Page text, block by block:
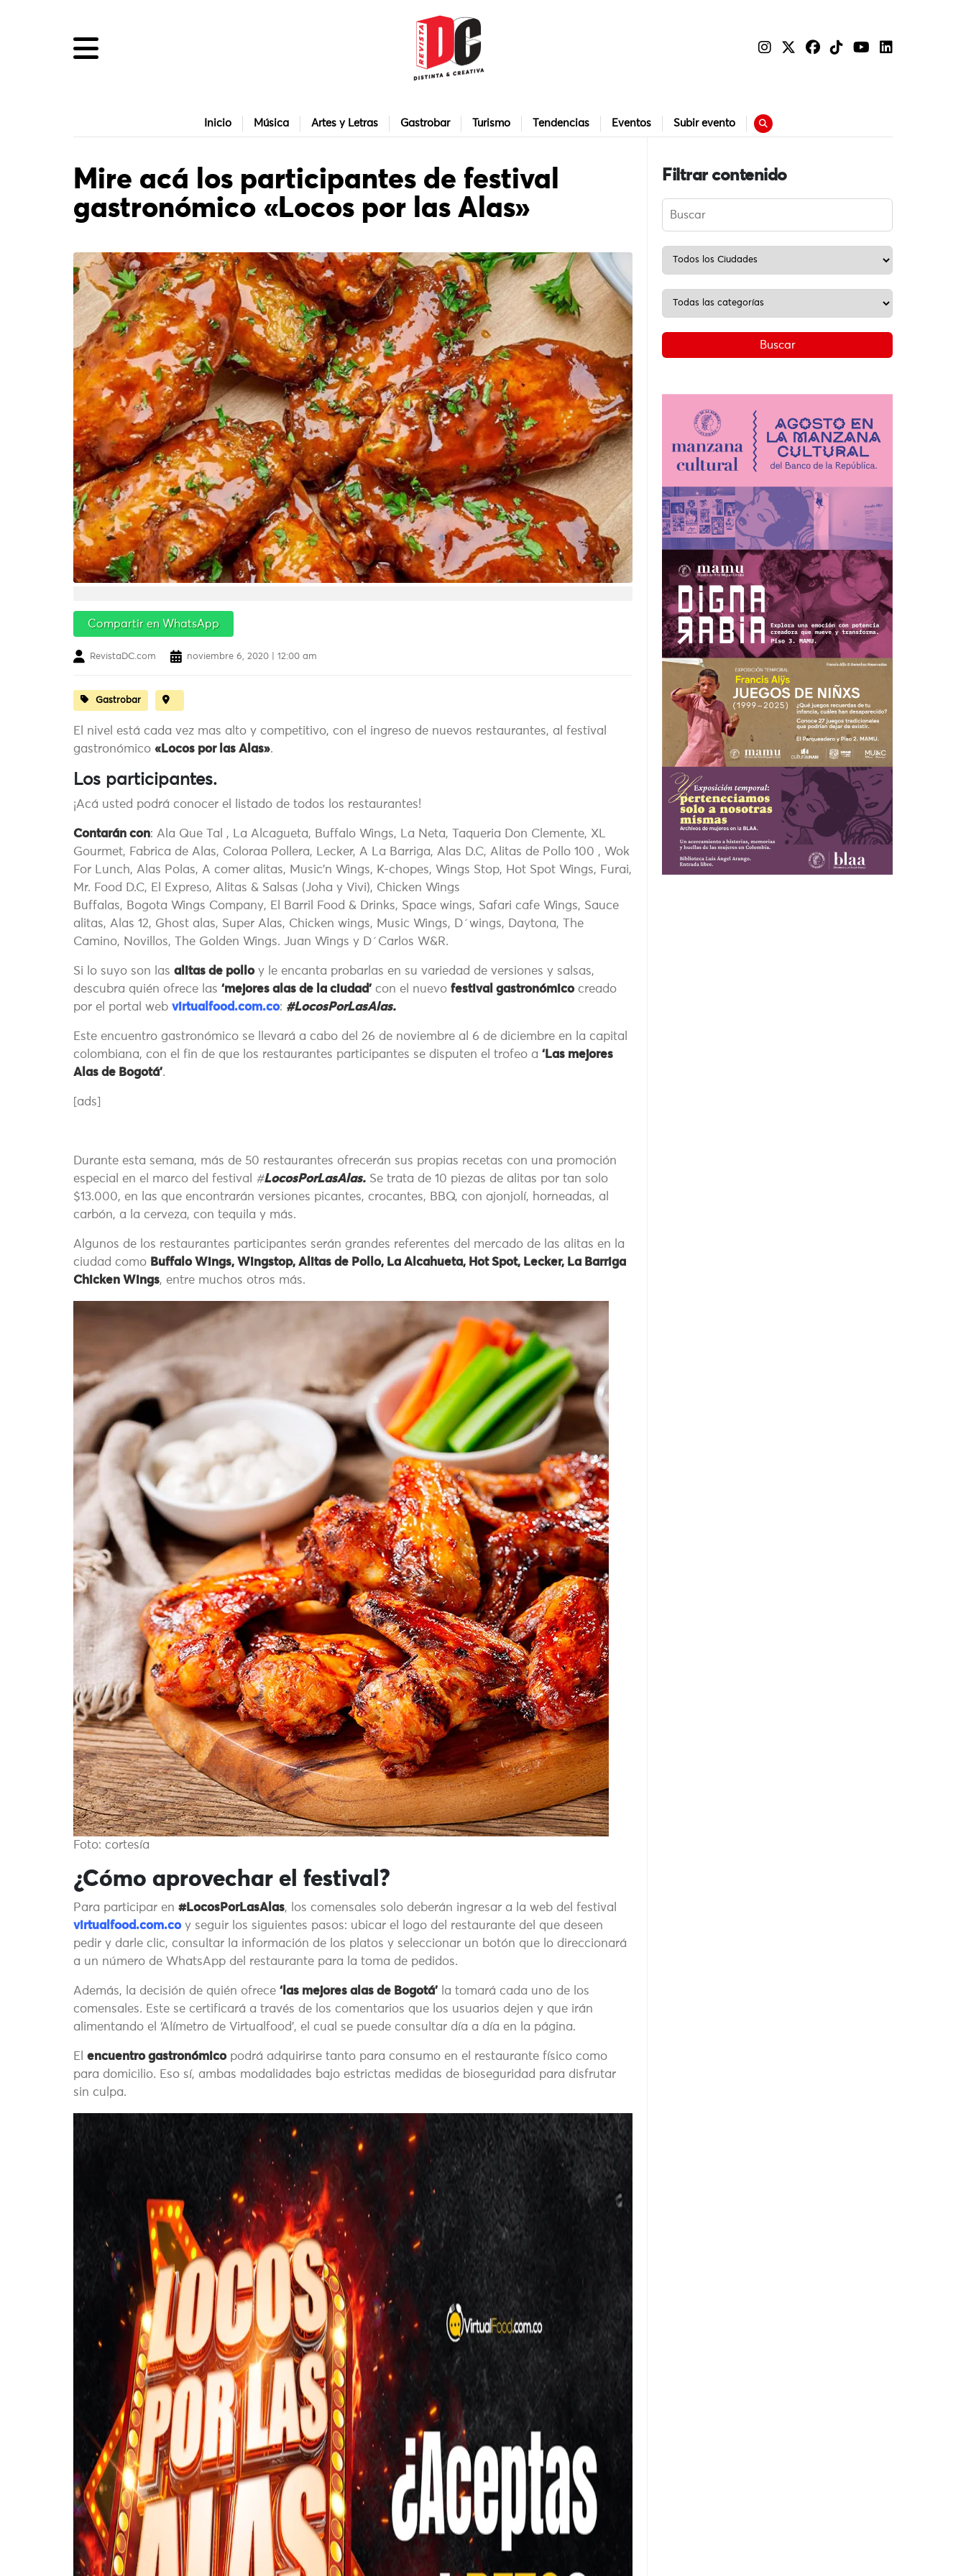
Inicio Música Artes y Letras Gastrobar Turismo Tendencias Eventos Subir evento
Mire acá los participantes de festival
gastronómico «Locos por las Alas»
Compartir en WhatsApp
RevistaDC.com noviembre 6, 2020 | 12:00 am
Gastrobar
El nivel está cada vez mas alto y competitivo, con el ingreso de nuevos restaurantes, al festival
gastronómico «Locos por las Alas».
Los participantes.
¡Acá usted podrá conocer el listado de todos los restaurantes!
Contarán con: Ala Que Tal , La Alcagueta, Buffalo Wings, La Neta, Taqueria Don Clemente, XL
Gourmet, Fabrica de Alas, Coloraa Pollera, Lecker, A La Barriga, Alas D.C, Alitas de Pollo 100 , Wok
For Lunch, Alas Polas, A comer alitas, Music’n Wings, K-chopes, Wings Stop, Hot Spot Wings, Furai,
Mr. Food D.C, El Expreso, Alitas & Salsas (Joha y Vivi), Chicken Wings
Buffalas, Bogota Wings Company, El Barril Food & Drinks, Space wings, Safari cafe Wings, Sauce
alitas, Alas 12, Ghost alas, Super Alas, Chicken wings, Music Wings, D´wings, Daytona, The
Camino, Novillos, The Golden Wings. Juan Wings y D´Carlos W&R.
Si lo suyo son las alitas de polloy le encanta probarlas en su variedad de versiones y salsas,
descubra quién ofrece las ‘mejores alas de la ciudad’ con el nuevo festival gastronómicocreado
por el portal web virtualfood.com.co: #LocosPorLasAlas.
Este encuentro gastronómico se llevará a cabo del 26 de noviembre al 6 de diciembre en la capital
colombiana, con el fin de que los restaurantes participantes se disputen el trofeo a ‘Las mejores
Alas de Bogotá’.
[ads]
Durante esta semana, más de 50 restaurantes ofrecerán sus propias recetas con una promoción
especial en el marco del festival #LocosPorLasAlas. Se trata de 10 piezas de alitas por tan solo
$13.000, en las que encontrarán versiones picantes, crocantes, BBQ, con ajonjolí, horneadas, al
carbón, a la cerveza, con tequila y más.
Algunos de los restaurantes participantes serán grandes referentes del mercado de las alitas en la
ciudad como Buffalo Wings, Wingstop, Alitas de Pollo, La Alcahueta, Hot Spot, Lecker, La Barriga
Chicken Wings, entre muchos otros más.
Foto: cortesía
¿Cómo aprovechar el festival?
Para participar en #LocosPorLasAlas, los comensales solo deberán ingresar a la web del festival
virtualfood.com.coy seguir los siguientes pasos: ubicar el logo del restaurante del que deseen
pedir y darle clic, consultar la información de los platos y seleccionar un botón que lo direccionará
a un número de WhatsApp del restaurante para la toma de pedidos.
Además, la decisión de quién ofrece ‘las mejores alas de Bogotá’ la tomará cada uno de los
comensales. Este se certificará a través de los comentarios que los usuarios dejen y que irán
alimentando el ‘Alímetro de Virtualfood’, el cual se puede consultar día a día en la página.
El encuentro gastronómicopodrá adquirirse tanto para consumo en el restaurante físico como
para domicilio. Eso sí, ambas modalidades bajo estrictas medidas de bioseguridad para disfrutar
sin culpa.
Filtrar contenido